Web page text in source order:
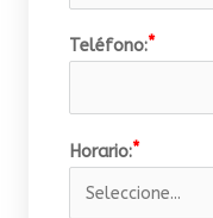
Teléfono:
Horario: